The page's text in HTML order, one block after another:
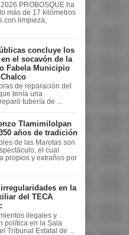
PROBOSQUE ha
más de 17 kilómetros
con limpieza,
concluye los
el socavón de la
Fabela Municipio
de reparación del
tenía una
tubería de ...
Tlamimilolpan
años de tradición
de las Marotas son
el cual
propios y extraños por
irregularidades en la
del TECA
ilegales y
política en la Sala
Tribunal Estatal de ...